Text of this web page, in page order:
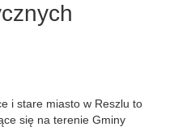
i stare miasto w Reszlu to
się na terenie Gminy